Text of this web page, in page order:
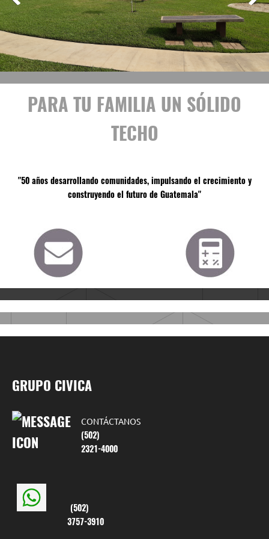
PARA TU FAMILIA UN SÓLIDO
TECHO
"50 años desarrollando comunidades, impulsando el crecimiento y
construyendo el futuro de Guatemala"
GRUPO CIVICA
CONTÁCTANOS
(502)
2321-4000
(502)
3757-3910